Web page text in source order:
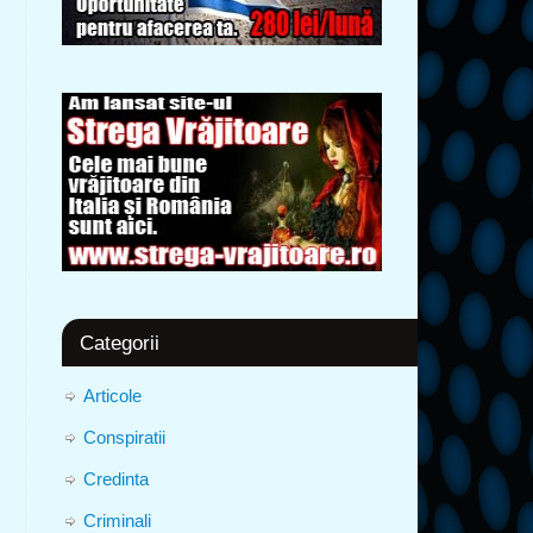
Categorii
Articole
Conspiratii
Credinta
Criminali